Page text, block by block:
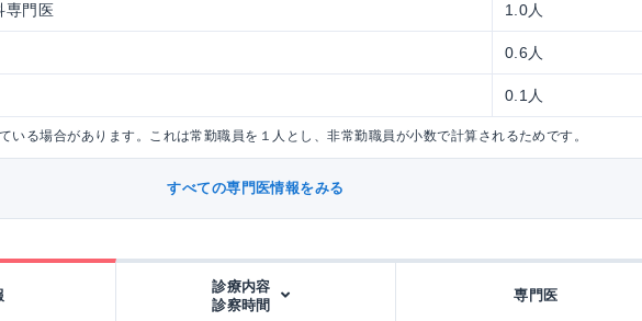
専門医 1.0人
0.6人
0.1人
いる場合があります。これは常勤職員を１人とし、非常勤職員が小数で計算されるためです。
すべての専門医情報をみる
診療内容
診察時間
専門医